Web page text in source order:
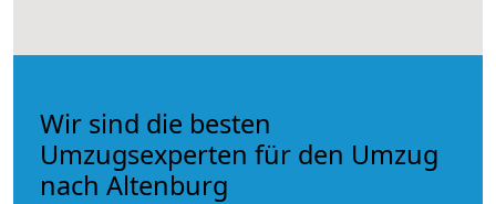
Wir sind die besten
Umzugsexperten für den Umzug
nach Altenburg